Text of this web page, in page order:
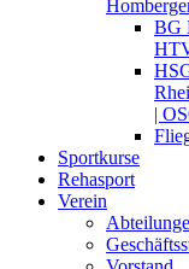
BG
|
Sportkurse
Rehasport
Verein